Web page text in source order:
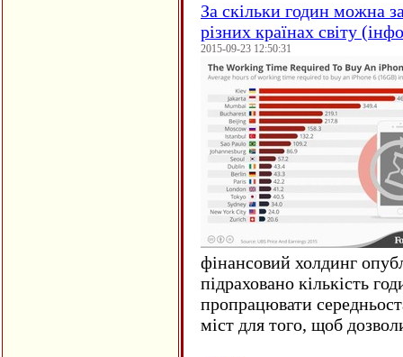
За скільки годин можна
різних країнах світу
2015-09-23 12:50:31
фінансовий холдинг
підраховано кількість
пропрацювати
міст для того, щоб